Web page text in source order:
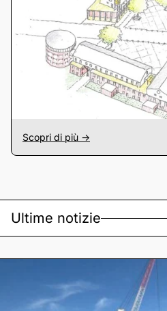
Scopri di più ->
Ultime notizie